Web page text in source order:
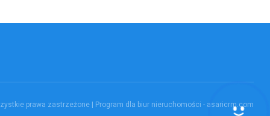
prawa zastrzeżone | Program dla biur nieruchomości - asaricrm.com